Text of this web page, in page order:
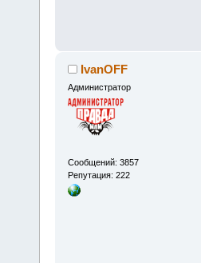
IvanOFF
Администратор
Сообщений: 3857
Репутация: 222